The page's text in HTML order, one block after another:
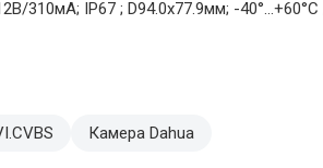
310мА; IP67 ; D94.0х77.9мм; -
Камера Dahua